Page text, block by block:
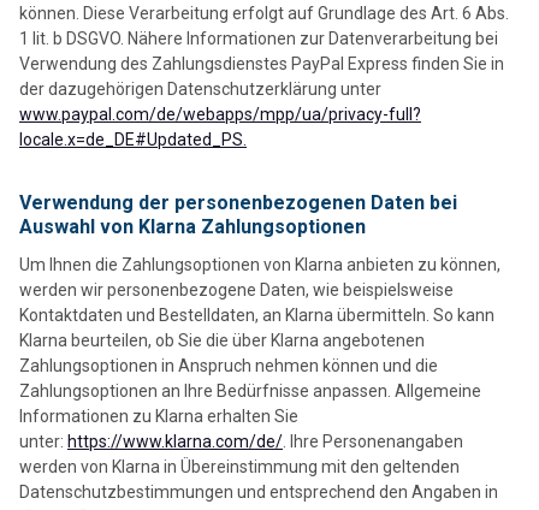
können. Diese Verarbeitung erfolgt auf Grundlage des Art. 6 Abs.
1 lit. b DSGVO. Nähere Informationen zur Datenverarbeitung bei
Verwendung des Zahlungsdienstes PayPal Express finden Sie in
der dazugehörigen Datenschutzerklärung unter
www.paypal.com/de/webapps/mpp/ua/privacy-full?
locale.x=de_DE#Updated_PS.
Verwendung der personenbezogenen Daten bei
Auswahl von Klarna Zahlungsoptionen
Um Ihnen die Zahlungsoptionen von Klarna anbieten zu können,
werden wir personenbezogene Daten, wie beispielsweise
Kontaktdaten und Bestelldaten, an Klarna übermitteln. So kann
Klarna beurteilen, ob Sie die über Klarna angebotenen
Zahlungsoptionen in Anspruch nehmen können und die
Zahlungsoptionen an Ihre Bedürfnisse anpassen. Allgemeine
Informationen zu Klarna erhalten Sie
unter: https://www.klarna.com/de/ . Ihre Personenangaben
werden von Klarna in Übereinstimmung mit den geltenden
Datenschutzbestimmungen und entsprechend den Angaben in